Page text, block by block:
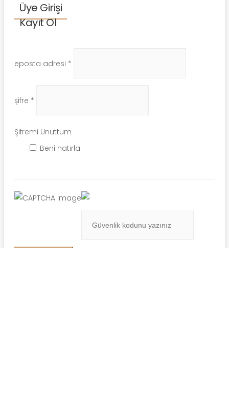
Üye Girişi
Kayıt Ol
eposta adresi *
şifre *
Beni hatırla
Şifremi Unuttum